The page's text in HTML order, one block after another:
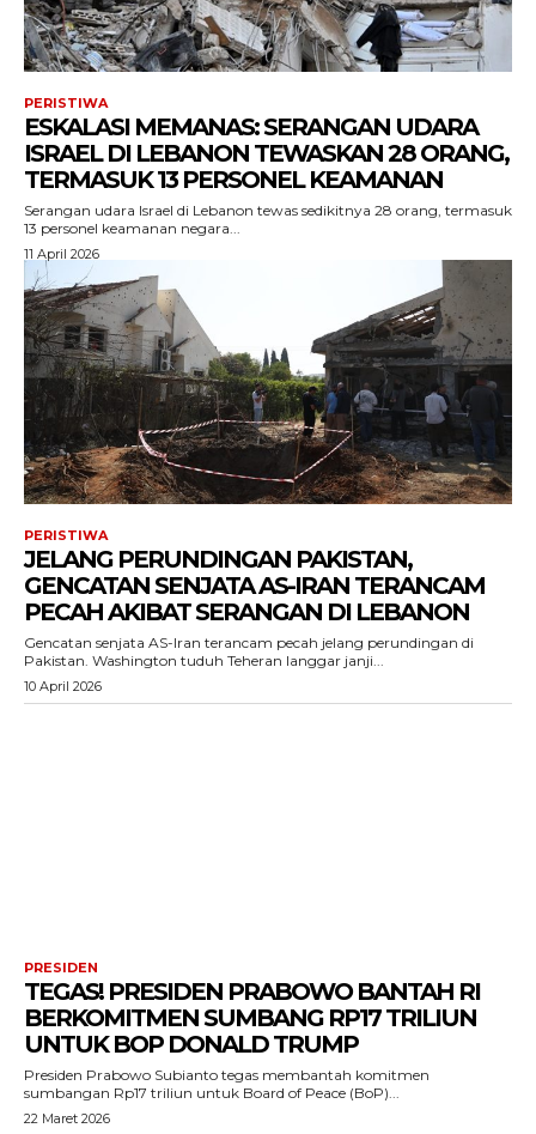
PERISTIWA
ESKALASI MEMANAS: SERANGAN UDARA
ISRAEL DI LEBANON TEWASKAN 28 ORANG,
TERMASUK 13 PERSONEL KEAMANAN
Serangan udara Israel di Lebanon tewas sedikitnya 28 orang, termasuk
13 personel keamanan negara...
11 April 2026
PERISTIWA
JELANG PERUNDINGAN PAKISTAN,
GENCATAN SENJATA AS-IRAN TERANCAM
PECAH AKIBAT SERANGAN DI LEBANON
Gencatan senjata AS-Iran terancam pecah jelang perundingan di
Pakistan. Washington tuduh Teheran langgar janji...
10 April 2026
PRESIDEN
TEGAS! PRESIDEN PRABOWO BANTAH RI
BERKOMITMEN SUMBANG RP17 TRILIUN
UNTUK BOP DONALD TRUMP
Presiden Prabowo Subianto tegas membantah komitmen
sumbangan Rp17 triliun untuk Board of Peace (BoP)...
22 Maret 2026